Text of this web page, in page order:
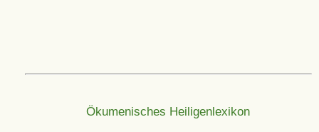
Ökumenisches Heiligenlexikon